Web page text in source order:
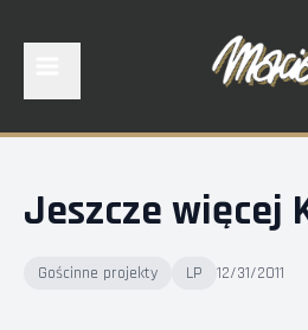
Jeszcze więcej
Gościnne projekty LP 12/31/2011